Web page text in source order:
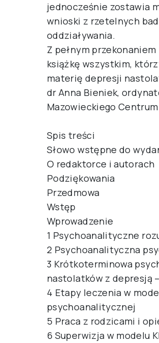
jednocześnie zostawia
wnioski z rzetelnych
oddziaływania.
Z pełnym
książkę wszystkim,
materię depresji
dr Anna Bieniek,
Mazowieckiego
Spis treści
Słowo wstępne do
O redaktorce i autorach
Podziękowania
Przedmowa
Wstęp
Wprowadzenie
1 Psychoanalityczne
2 Psychoanalityczna
3 Krótkoterminowa
nastolatków z depresją
4 Etapy leczenia w
psychoanalitycznej
5 Praca z rodzicami i
6 Superwizja w modelu